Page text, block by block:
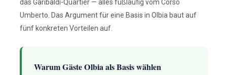
das Garibaldi-Quartier — alles fußläufig vom Corso
Umberto. Das Argument für eine Basis in Olbia baut auf
fünf konkreten Vorteilen auf.
Warum Gäste Olbia als Basis wählen